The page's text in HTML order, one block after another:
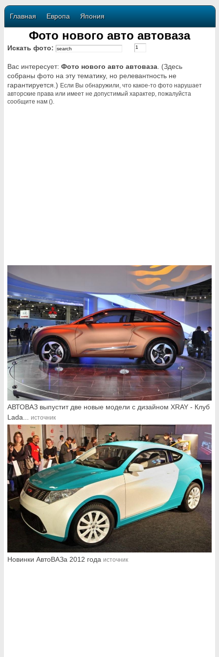
Главная Европа Япония
Фото нового авто автоваза
Искать фото:
Вас интересует: Фото нового авто автоваза . (Здесь
собраны фото на эту тематику, но релевантность не
гарантируется.) Если Вы обнаружили, что какое-то фото нарушает
авторские права или имеет не допустимый характер, пожалуйста
сообщите нам ().
АВТОВАЗ выпустит две новые модели с дизайном XRAY - Клуб
Lada... источник
Новинки АвтоВАЗа 2012 года источник